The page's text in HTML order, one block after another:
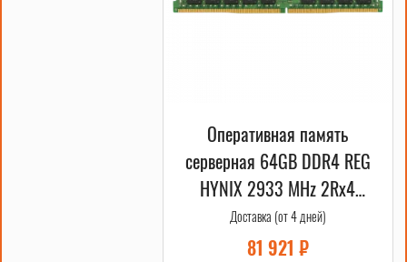
Оперативная память
серверная 64GB DDR4 REG
HYNIX 2933 MHz 2Rx4
RDIMM OEM
Доставка (от 4 дней)
81 921 ₽